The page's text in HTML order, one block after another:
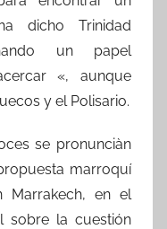
dicho Trinidad
un papel
«, aunque
y el Polisario.
se pronunciàn
marroquí
Marrakech, en el
sobre la cuestión